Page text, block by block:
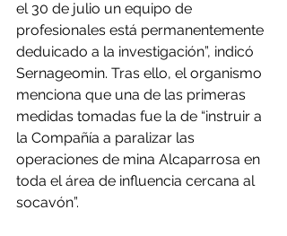
el 30 de julio un equipo de
profesionales está permanentemente
deduicado a la investigación”, indicó
Sernageomin. Tras ello, el organismo
menciona que una de las primeras
medidas tomadas fue la de “instruir a
la Compañía a paralizar las
operaciones de mina Alcaparrosa en
toda el área de influencia cercana al
socavón”.